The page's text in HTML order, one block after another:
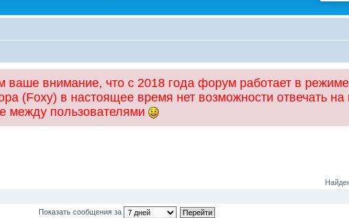
ваше внимание, что с 2018 года форум работает в режиме
(Foxy) в настоящее время нет возможности отвечать
между пользователями
Показать сообщения за